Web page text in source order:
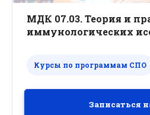
МДК 07.03. Теория и
иммунологических
Курсы по программам СПО
Записаться